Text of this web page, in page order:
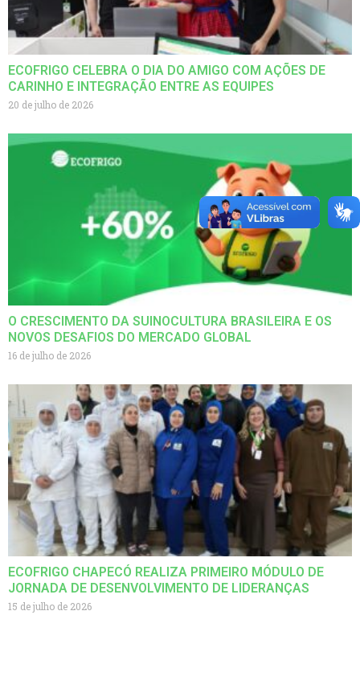
ECOFRIGO CELEBRA O DIA DO AMIGO COM AÇÕES DE
CARINHO E INTEGRAÇÃO ENTRE AS EQUIPES
20 de julho de 2026
O CRESCIMENTO DA SUINOCULTURA BRASILEIRA E OS
NOVOS DESAFIOS DO MERCADO GLOBAL
16 de julho de 2026
ECOFRIGO CHAPECÓ REALIZA PRIMEIRO MÓDULO DE
JORNADA DE DESENVOLVIMENTO DE LIDERANÇAS
15 de julho de 2026